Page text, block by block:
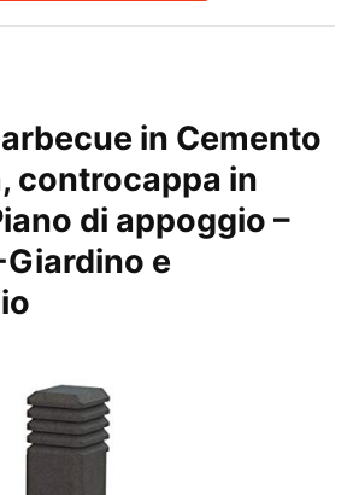
in Cemento
controcappa in
di appoggio –
e